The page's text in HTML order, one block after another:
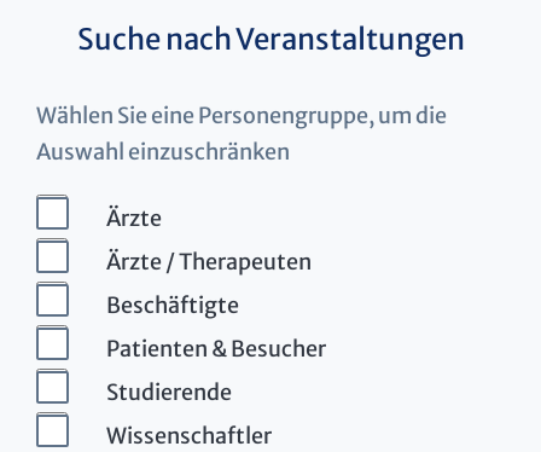
Suche nach Veranstaltungen
Wählen Sie eine Personengruppe, um die
Auswahl einzuschränken
Ärzte
Ärzte / Therapeuten
Beschäftigte
Patienten & Besucher
Studierende
Wissenschaftler